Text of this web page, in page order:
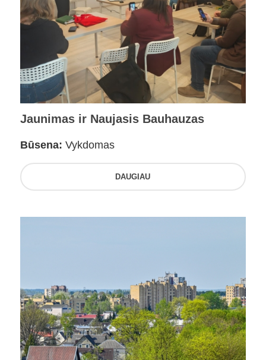
Jaunimas ir Naujasis Bauhauzas
Būsena: Vykdomas
DAUGIAU